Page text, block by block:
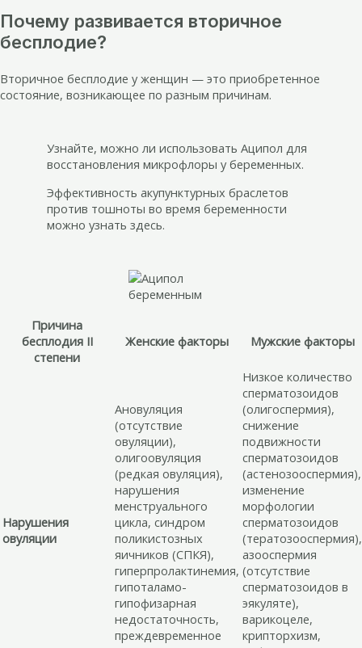
Почему развивается вторичное
бесплодие?
Вторичное бесплодие у женщин — это приобретенное
состояние, возникающее по разным причинам.
Узнайте, можно ли использовать Аципол для
восстановления микрофлоры у беременных.
Эффективность акупунктурных браслетов
против тошноты во время беременности
можно узнать здесь.
Причина
бесплодия II
степени
Женские факторы Мужские факторы
Нарушения
овуляции
Ановуляция
(отсутствие
овуляции),
олигоовуляция
(редкая овуляция),
нарушения
менструального
цикла, синдром
поликистозных
яичников (СПКЯ),
гиперпролактинемия,
гипоталамо-
гипофизарная
недостаточность,
преждевременное
Низкое количество
сперматозоидов
(олигоспермия),
снижение
подвижности
сперматозоидов
(астенозооспермия),
изменение
морфологии
сперматозоидов
(тератозооспермия),
азооспермия
(отсутствие
сперматозоидов в
эякуляте),
варикоцеле,
крипторхизм,